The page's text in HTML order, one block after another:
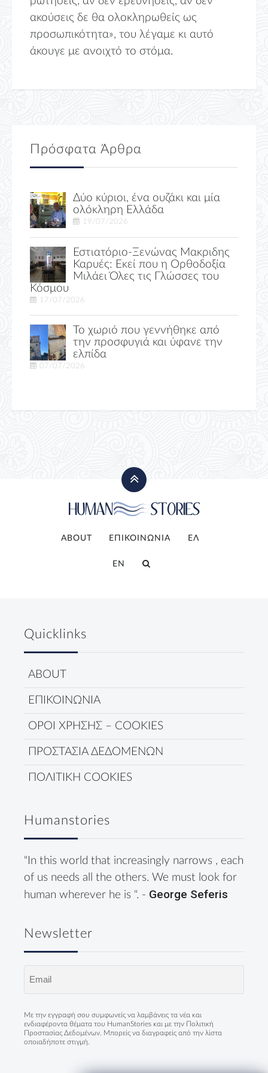
ακούσεις δε θα ολοκληρωθείς ως
προσωπικότητα», του λέγαμε κι αυτό
άκουγε με ανοιχτό το στόμα.
Πρόσφατα Άρθρα
Δύο κύριοι, ένα ουζάκι και μία
ολόκληρη Ελλάδα
19/07/2026
Εστιατόριο-Ξενώνας Μακριδης
Καρυές: Εκεί που η Ορθοδοξία
Μιλάει Όλες τις Γλώσσες του
Κόσμου
17/07/2026
Το χωριό που γεννήθηκε από
την προσφυγιά και ύφανε την
ελπίδα
07/07/2026
ABOUT ΕΠΙΚΟΙΝΩΝΙΑ ΕΛ
EN
Quicklinks
ABOUT
ΕΠΙΚΟΙΝΩΝΙΑ
ΟΡΟΙ ΧΡΗΣΗΣ – COOKIES
ΠΡΟΣΤΑΣΙΑ ΔΕΔΟΜΕΝΩΝ
ΠΟΛΙΤΙΚΗ COOKIES
Humanstories
"In this world that increasingly narrows , each
of us needs all the others. We must look for
human wherever he is ". - George Seferis
Newsletter
Με την εγγραφή σου συμφωνείς να λαμβάνεις τα νέα και
ενδιαφέροντα θέματα του HumanStories και με την
Πολιτική
Προστασίας Δεδομένων. Μπορείς να διαγραφείς από την λίστα
οποιαδήποτε στιγμή.